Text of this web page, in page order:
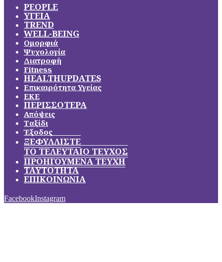
PEOPLE
ΥΓΕΙΑ
TREND
WELL-BEING
Ομορφιά
Ψυχολογία
Διατροφή
Fitness
HEALTHUPDATES
Επικαιρότητα Υγείας
ΕΚΕ
ΠΕΡΙΣΣΟΤΕΡΑ
Απόψεις
Ταξίδι
Έξοδος
ΞΕΦΥΛΛΙΣΤΕ
ΤΟ ΤΕΛΕΥΤΑΙΟ ΤΕΥΧΟΣ
ΠΡΟΗΓΟΥΜΕΝΑ ΤΕΥΧΗ
ΤΑΥΤΟΤΗΤΑ
ΕΠΙΚΟΙΝΩΝΙΑ
FacebookInstagram